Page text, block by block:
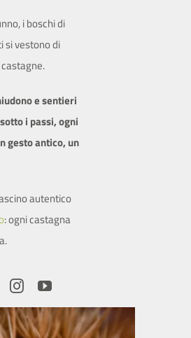
ISTITUZIONALE
i boschi di
si vestono di
e sentieri
i passi, ogni
gesto antico, un
autentico
: ogni castagna